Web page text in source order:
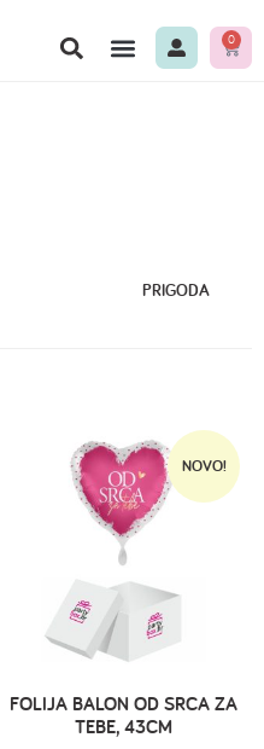
0
PRIGODA
NOVO!
FOLIJA BALON OD SRCA ZA
TEBE, 43CM